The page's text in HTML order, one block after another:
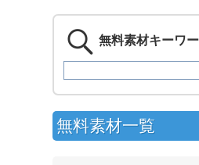
無料素材キーワ
無料素材一覧